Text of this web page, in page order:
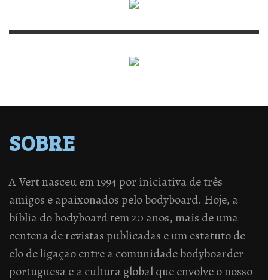
SOBRE
A Vert nasceu em 1994 por iniciativa de três
amigos e apaixonados pelo bodyboard. Hoje, a
bíblia do bodyboard tem 20 anos, mais de uma
centena de revistas publicadas e um estatuto de
elo de ligação entre a comunidade bodyboarder
portuguesa e a cultura global que envolve o nosso